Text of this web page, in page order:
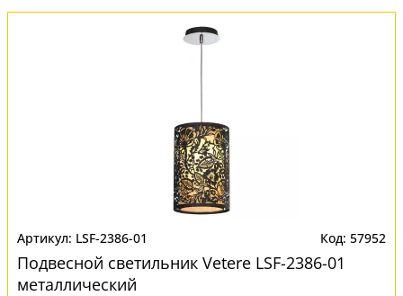
LSF-2386-01 57952
Подвесной светильник Vetere LSF-2386-01
металлический